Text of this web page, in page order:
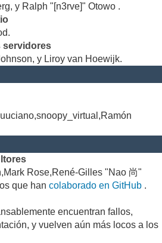
y Ralph "[n3rve]" Otowo .
servidores
y Liroy van Hoewijk.
Rose,René-Gilles "Nao 尚"
que han colaborado en GitHub .
encuentran fallos,
y vuelven aún más locos a los